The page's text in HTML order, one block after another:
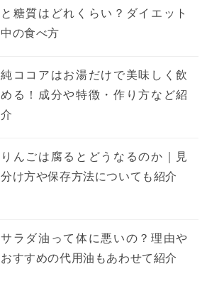
と糖質はどれくらい？ダイエット
中の食べ方
純ココアはお湯だけで美味しく飲
める！成分や特徴・作り方など紹
介
りんごは腐るとどうなるのか｜見
分け方や保存方法についても紹介
サラダ油って体に悪いの？理由や
おすすめの代用油もあわせて紹介